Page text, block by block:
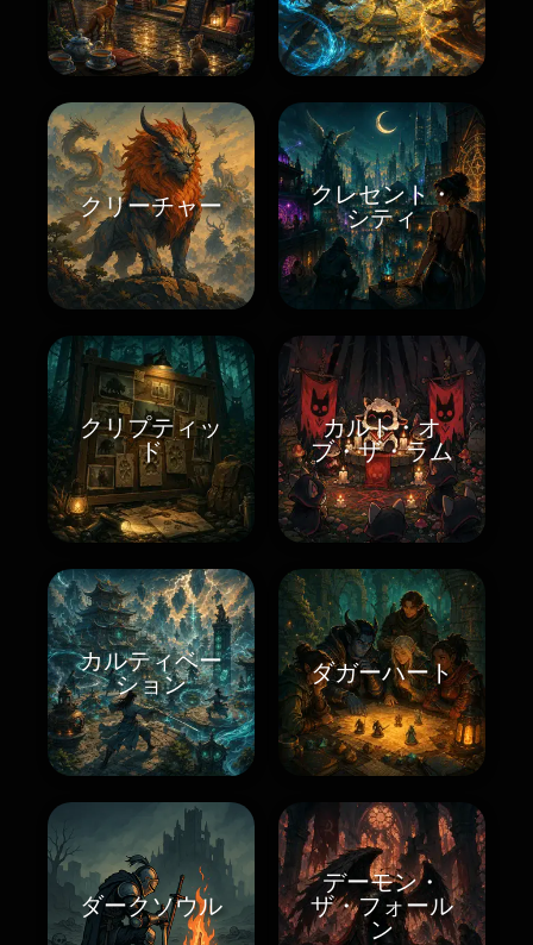
クリーチャー
クレセント・
シティ
クリプティッ
ド
カルト・オ
ブ・ザ・ラム
カルティベー
ション
ダガーハート
ダークソウル
デーモン・
ザ・フォール
ン